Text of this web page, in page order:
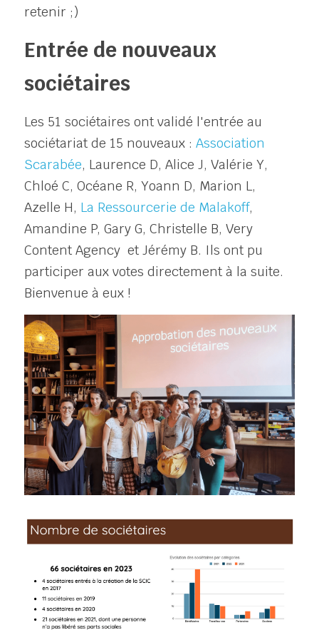
retenir ;)
Entrée de nouveaux
sociétaires
Les 51 sociétaires ont validé l'entrée au
sociétariat de 15 nouveaux : Association
Scarabée, Laurence D, Alice J, Valérie Y,
Chloé C, Océane R, Yoann D, Marion L,
Azelle H, La Ressourcerie de Malakoff,
Amandine P, Gary G, Christelle B, Very
Content Agency  et Jérémy B. Ils ont pu
participer aux votes directement à la suite.
Bienvenue à eux !